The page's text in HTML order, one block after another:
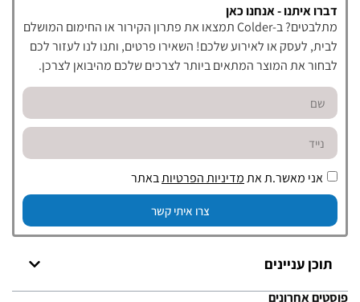
דברו איתנו - אנחנו כאן
מתלבטים? ב-Colder תמצאו את פתרון הקירור או החימום המושלם
לבית, לעסק או לאירוע שלכם! השאירו פרטים, ותנו לנו לעזור לכם
לבחור את המוצר המתאים ביותר לצרכים שלכם מהיבואן לצרכן.
אני מאשר.ת אתמדיניות הפרטיותבאתר
צרו איתי קשר
תוכן עניינים
פוסטים אחרונים